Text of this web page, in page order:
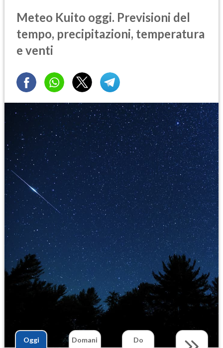
Meteo Kuito oggi. Previsioni del
tempo, precipitazioni, temperatura
e venti
Oggi
Domani
Do